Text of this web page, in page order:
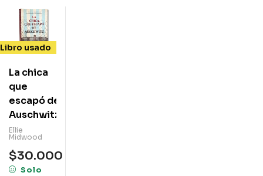
Libro usado
La chica
que
escapó de
Auschwitz
Ellie
Midwood
$30.000
Solo